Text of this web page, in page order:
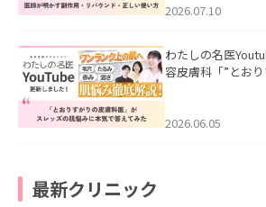
た。
2026.07.10
わたしの名医
容皮膚科「”とお
2026.06.05
最新クリニック